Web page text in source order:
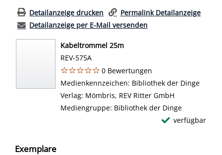
Detailanzeige drucken
Permalink Detailanzeige
Detailanzeige per E-Mail versenden
Kabeltrommel 25m
REV-575A
0 Bewertungen
Suche nach diesem Verfasser
Medienkennzeichen: Bibliothek der Dinge
Verlag: Mömbris, REV Ritter GmbH
Mediengruppe: Bibliothek der Dinge
verfügbar
Exemplare